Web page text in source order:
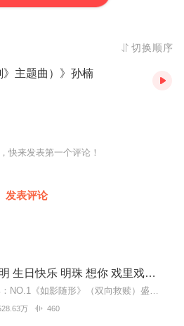
，曾为电影《建国大业》献唱主题曲
祖国的大爱，爱国主义情感激荡人
切换顺序
》主题曲）》孙楠
快来发表第一个评论！
发表评论
如影随形 神明 生日快乐 明珠 想你 戏里戏外 |苏玛丽合集|阿伤x晏沉x三条
苏玛丽双C合集：NO.1《如影随形》（双向救赎）盛夏VS骆寒东NO.2《...
万 460